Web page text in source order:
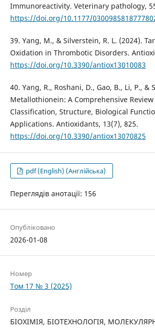
Immunoreactivity. Veterinary pathology,
https://doi.org/10.1177/
39. Yang, M., & Silverstein, R. L. (2024).
Oxidation in Thrombotic Disorders.
https://doi.org/10.3390/antiox13010083
40. Yang, R., Roshani, D., Gao, B., Li, P., &
Metallothionein: A Comprehensive
Classification, Structure, Biological
Applications. Antioxidants, 13(7), 825.
https://doi.org/10.3390/antiox13070825
pdf (English) (Англійська)
Переглядів анотації: 156
Опубліковано
2026-01-08
Номер
Том 17 № 3 (2025)
Розділ
БІОХІМІЯ, БІОТЕХНОЛОГІЯ,